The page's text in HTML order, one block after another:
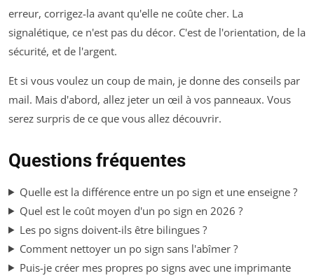
erreur, corrigez-la avant qu'elle ne coûte cher. La
signalétique, ce n'est pas du décor. C'est de l'orientation, de la
sécurité, et de l'argent.
Et si vous voulez un coup de main, je donne des conseils par
mail. Mais d'abord, allez jeter un œil à vos panneaux. Vous
serez surpris de ce que vous allez découvrir.
Questions fréquentes
Quelle est la différence entre un po sign et une enseigne ?
Quel est le coût moyen d'un po sign en 2026 ?
Les po signs doivent-ils être bilingues ?
Comment nettoyer un po sign sans l'abîmer ?
Puis-je créer mes propres po signs avec une imprimante